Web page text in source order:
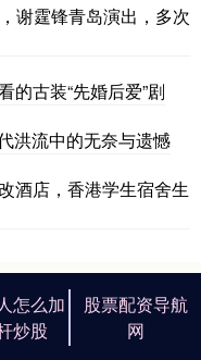
谢霆锋青岛演出，多次
的古装“先婚后爱”剧
洪流中的无奈与遗憾
酒店，香港学生宿舍生
怎么加
炒股
股票配资导航
网